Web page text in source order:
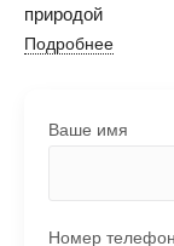
природой
Подробнее
Ваше имя
Номер